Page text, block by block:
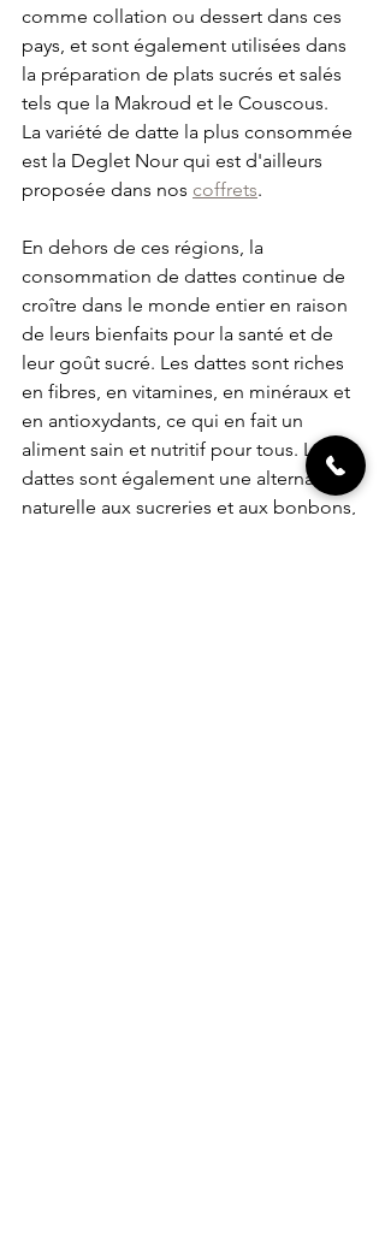
comme collation ou dessert dans ces
pays, et sont également utilisées dans
la préparation de plats sucrés et salés
tels que la Makroud et le Couscous.
La variété de datte la plus consommée
est la Deglet Nour qui est d'ailleurs
proposée dans nos coffrets.
En dehors de ces régions, la
consommation de dattes continue de
croître dans le monde entier en raison
de leurs bienfaits pour la santé et de
leur goût sucré. Les dattes sont riches
en fibres, en vitamines, en minéraux et
en antioxydants, ce qui en fait un
aliment sain et nutritif pour tous. Les
dattes sont également une alternative
naturelle aux sucreries et aux bonbons,